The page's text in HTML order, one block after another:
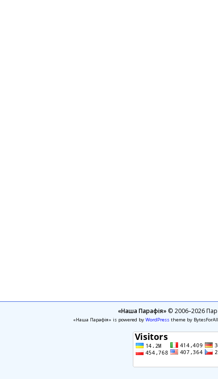
«Наша Парафія»© 2006–2026
«Наша Парафія» is powered by WordPresstheme by